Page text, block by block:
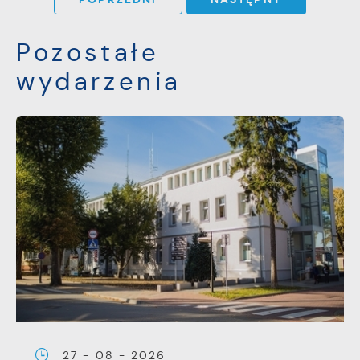
Pozostałe
wydarzenia
27 - 08 - 2026